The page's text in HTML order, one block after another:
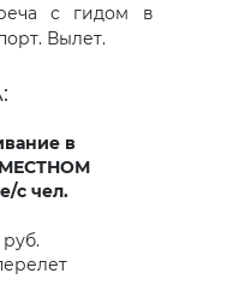
с гидом в
Вылет.
в
с чел.